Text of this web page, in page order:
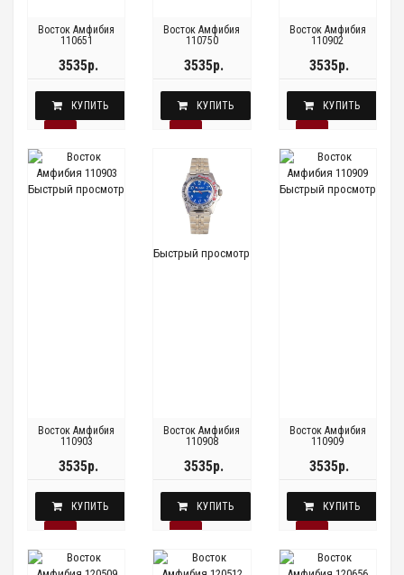
Восток Амфибия
110651
3535р.
КУПИТЬ
Восток Амфибия
110750
3535р.
КУПИТЬ
Восток Амфибия
110902
3535р.
КУПИТЬ
Быстрый просмотр
Восток Амфибия
110903
3535р.
КУПИТЬ
Быстрый просмотр
Восток Амфибия
110908
3535р.
КУПИТЬ
Быстрый просмотр
Восток Амфибия
110909
3535р.
КУПИТЬ